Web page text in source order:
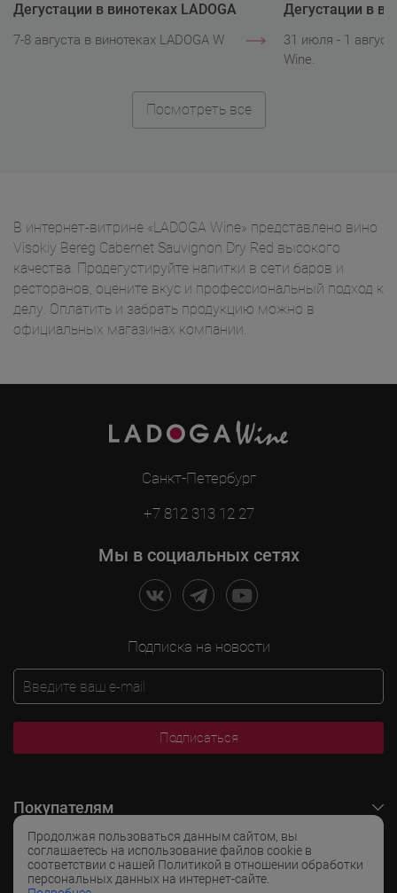
Дегустации в винотеках LADOGA
7-8 августа в винотеках LADOGA Wine.
Дегустации в
31 июля - 1
Wine.
Посмотреть все
Продолжая пользоваться данным сайтом, вы
соглашаетесь на использование файлов cookie в
соответствии с нашей Политикой в отношении обработки
персональных данных на интернет-сайте.
В интернет-витрине «LADOGA Wine» представлено вино
Visokiy Bereg Cabernet Sauvignon Dry Red высокого
качества. Продегустируйте напитки в сети баров и
ресторанов, оцените вкус и профессиональный подход к
делу. Оплатить и забрать продукцию можно в
официальных магазинах компании.
Санкт-Петербург
+7 812 313 12 27
Мы в социальных сетях
Подписка на новости
Подписаться
Покупателям
O LADOGA Wine